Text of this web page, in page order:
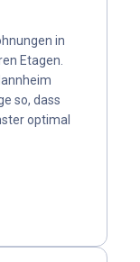
in
Etagen.
so, dass
optimal